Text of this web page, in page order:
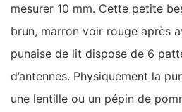
mesurer 10 mm. Cette petite
brun, marron voir rouge après
punaise de lit dispose de 6
d’antennes. Physiquement la
une lentille ou un pépin de